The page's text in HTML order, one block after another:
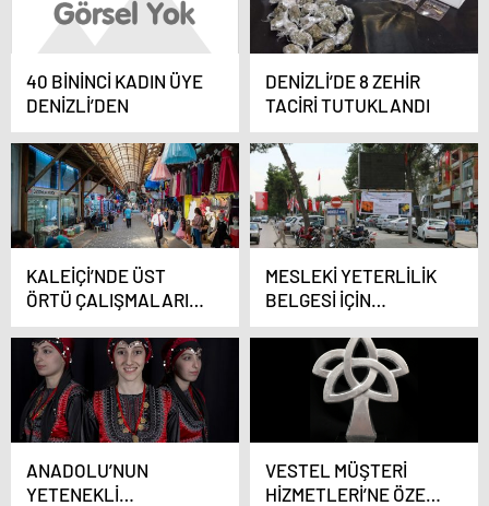
40 BİNİNCİ KADIN ÜYE
DENİZLİ’DEN
DENİZLİ’DE 8 ZEHİR
TACİRİ TUTUKLANDI
KALEİÇİ’NDE ÜST
ÖRTÜ ÇALIŞMALARI
HIZ KAZANDI
MESLEKİ YETERLİLİK
BELGESİ İÇİN
ÇALIŞMA
BAŞLATTILAR
ANADOLU’NUN
YETENEKLİ
VESTEL MÜŞTERİ
HİZMETLERİ’NE ÖZEL